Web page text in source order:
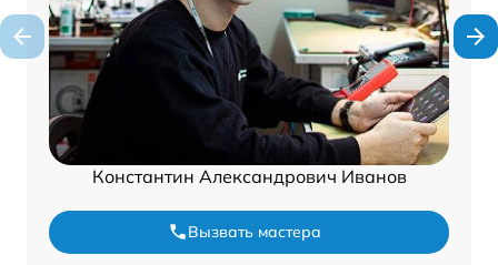
Константин Александрович Иванов
Вызвать мастера